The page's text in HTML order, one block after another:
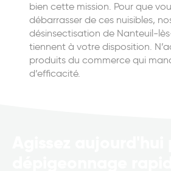
bien cette mission. Pour que
débarrasser de ces nuisibles,
désinsectisation de Nanteuil-
tiennent à votre disposition.
produits du commerce qui
d’efficacité.